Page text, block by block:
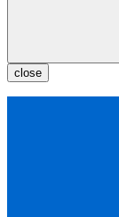
close